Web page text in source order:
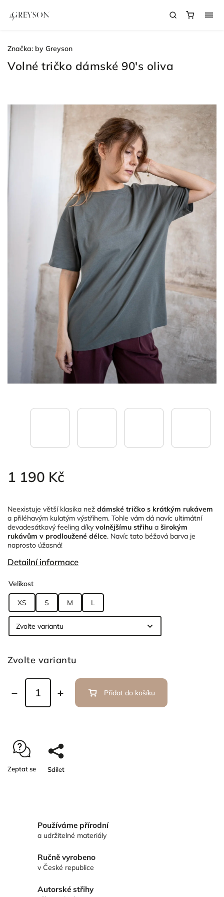
Volné tričko dámské 90's oliva
1 190 Kč
Neexistuje větší klasika než dámské tričko s krátkým rukávem
a přiléhavým kulatým výstřihem. Tohle vám dá navíc ultimátní
devadesátkový feeling díky volnějšímu střihu a širokým
rukávům v prodloužené délce. Navíc tato béžová barva je
naprosto úžasná!
Detailní informace
Značka: by Greyson
Velikost
XS S M L
Zvolte variantu
Přidat do košíku
Zeptat se Sdílet
Používáme přírodní
a udržitelné materiály
Ručně vyrobeno
v České republice
Autorské střihy